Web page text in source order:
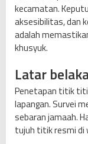
h
a
m
d
i
y
a
h
kecamatan.
aksesibilitas, dan
adalah
khusyuk.
Latar
Penetapan titik
lapangan. Survei
sebaran jamaah.
tujuh titik resmi di